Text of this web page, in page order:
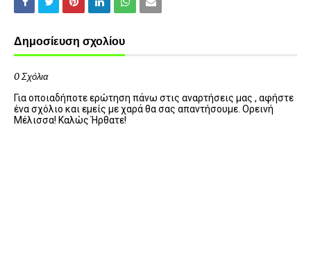
Δημοσίευση σχολίου
0 Σχόλια
Για οποιαδήποτε ερώτηση πάνω στις αναρτήσεις μας , αφήστε
ένα σχόλιο και εμείς με χαρά θα σας απαντήσουμε. Ορεινή
Μέλισσα! Καλώς Ήρθατε!